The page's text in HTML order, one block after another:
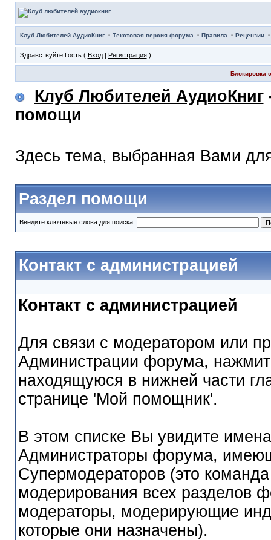
Клуб Любителей АудиоКниг· Текстовая версия форума · Правила · Рецензии
Здравствуйте Гость ( Вход| Регистрация)
Блокировка
Клуб Любителей АудиоКниг
помощи
Здесь тема, выбранная Вами
Раздел помощи
Введите ключевые слова для поиска
Контакт с администрацией
Контакт с администрацией
Для связи с модератором или
Администрации форума,
находящуюся в нижней части
странице 'Мой помощник'.
В этом списке Вы увидите
Администраторы форума,
Супермодераторов (это
модерирования всех разделов
модераторы, модерирующие
которые они назначены).